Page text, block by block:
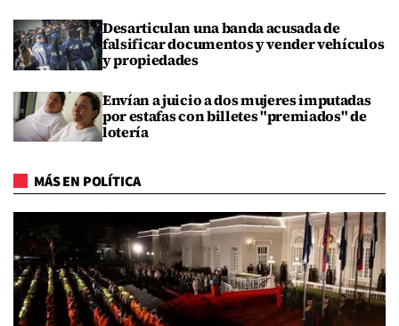
Desarticulan una banda acusada de
falsificar documentos y vender vehículos
y propiedades
Envían a juicio a dos mujeres imputadas
por estafas con billetes "premiados" de
lotería
MÁS EN POLÍTICA